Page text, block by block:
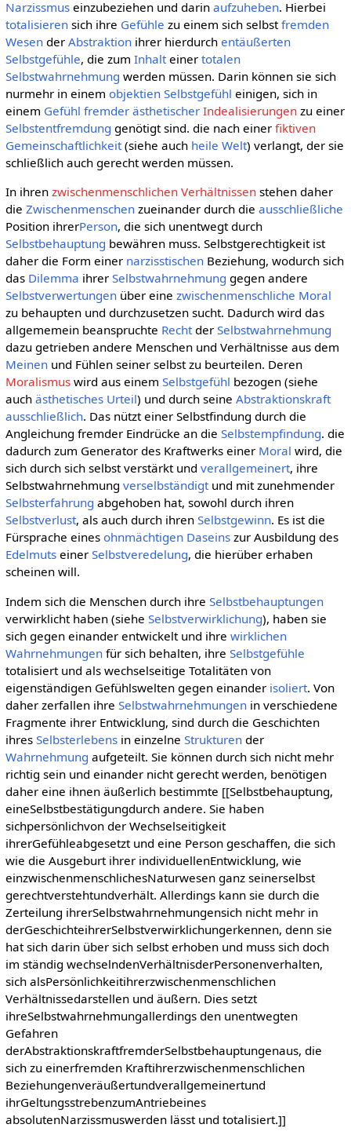
Narzissmuseinzubeziehen und darin aufzuheben. Hierbei
totalisierensich ihre Gefühle zu einem sich selbstfremden
Wesender Abstraktionihrer hierdurch entäußerten
Selbstgefühle, die zum Inhalteiner totalen
Selbstwahrnehmung werden müssen. Darin können sie sich
nurmehr in einem objektien Selbstgefühl einigen, sich in
einem Gefühl fremder ästhetischer Indealisierungenzu einer
Selbstentfremdung genötigt sind. die nach einer fiktiven
Gemeinschaftlichkeit(siehe auch heile Welt) verlangt, der sie
schließlich auch gerecht werden müssen.
In ihren zwischenmenschlichen Verhältnissenstehen daher
die Zwischenmenschenzueinander durch die ausschließliche
Position ihrerPerson, die sich unentwegt durch
Selbstbehauptung bewähren muss. Selbstgerechtigkeit ist
daher die Form einer narzisstischenBeziehung, wodurch sich
das Dilemma ihrer Selbstwahrnehmung gegen andere
Selbstverwertungenüber eine zwischenmenschliche Moral
zu behaupten und durchzusetzen sucht. Dadurch wird das
allgememein beanspruchte Rechtder Selbstwahrnehmung
dazu getrieben andere Menschen und Verhältnisse aus dem
Meinenund Fühlen seiner selbst zu beurteilen. Deren
Moralismuswird aus einem Selbstgefühl bezogen (siehe
auch ästhetisches Urteil) und durch seine Abstraktionskraft
ausschließlich. Das nützt einer Selbstfindung durch die
Angleichung fremder Eindrücke an die Selbstempfindung. die
dadurch zum Generator des Kraftwerks einer Moral wird, die
sich durch sich selbst verstärkt und verallgemeinert, ihre
Selbstwahrnehmung verselbständigtund mit zunehmender
Selbsterfahrung abgehoben hat, sowohl durch ihren
Selbstverlust, als auch durch ihren Selbstgewinn. Es ist die
Fürsprache eines ohnmächtigen Daseinszur Ausbildung des
Edelmutseiner Selbstveredelung, die hierüber erhaben
scheinen will.
Indem sich die Menschen durch ihre Selbstbehauptungen
verwirklicht haben (siehe Selbstverwirklichung), haben sie
sich gegen einander entwickelt und ihre wirklichen
Wahrnehmungenfür sich behalten, ihre Selbstgefühle
totalisiert und als wechselseitige Totalitäten von
eigenständigen Gefühlswelten gegen einander isoliert. Von
daher zerfallen ihre Selbstwahrnehmungenin verschiedene
Fragmente ihrer Entwicklung, sind durch die Geschichten
ihres Selbsterlebensin einzelne Strukturender
Wahrnehmung aufgeteilt. Sie können durch sich nicht mehr
richtig sein und einander nicht gerecht werden, benötigen
daher eine ihnen äußerlich bestimmte [[Selbstbehauptung,
eineSelbstbestätigungdurch andere. Sie haben
sichpersönlichvon der Wechselseitigkeit
ihrerGefühleabgesetzt und eine Person geschaffen, die sich
wie die Ausgeburt ihrer individuellenEntwicklung, wie
einzwischenmenschlichesNaturwesen ganz seinerselbst
gerechtverstehtundverhält. Allerdings kann sie durch die
Zerteilung ihrerSelbstwahrnehmungensich nicht mehr in
derGeschichteihrerSelbstverwirklichungerkennen, denn sie
hat sich darin über sich selbst erhoben und muss sich doch
im ständig wechselndenVerhältnisderPersonenverhalten,
sich alsPersönlichkeitihrerzwischenmenschlichen
Verhältnissedarstellen und äußern. Dies setzt
ihreSelbstwahrnehmungallerdings den unentwegten
Gefahren
derAbstraktionskraftfremderSelbstbehauptungenaus, die
sich zu einerfremden Kraftihrerzwischenmenschlichen
Beziehungenveräußertundverallgemeinertund
ihrGeltungsstrebenzumAntriebeines
absolutenNarzissmuswerden lässt und totalisiert.]]